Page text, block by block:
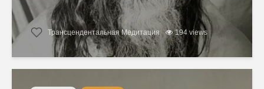
Трансцендентальная Медитация 194 views